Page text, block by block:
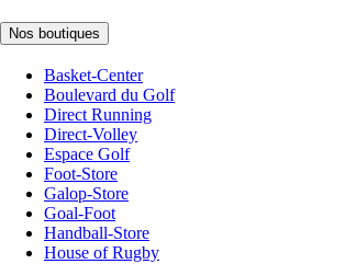
Nos boutiques
Basket-Center
Boulevard du Golf
Direct Running
Direct-Volley
Espace Golf
Foot-Store
Galop-Store
Goal-Foot
Handball-Store
House of Rugby